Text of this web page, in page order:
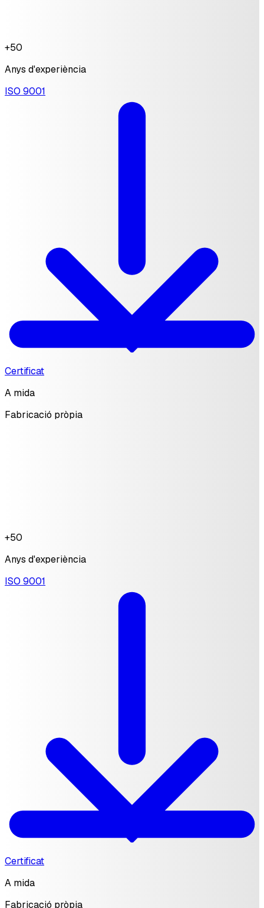
+50
Anys d'experiència
ISO 9001
Certificat
A mida
Fabricació pròpia
+50
Anys d'experiència
ISO 9001
Certificat
A mida
Fabricació pròpia